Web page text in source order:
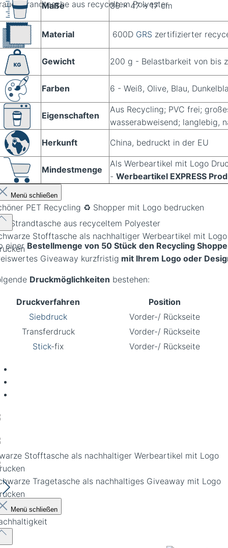
Strandtasche aus recyceltem Polyester
Stofftasche als nachhaltiger Werbeartikel mit Logo
Maße 36 x 47 x 17 cm
Material 600D GRS zertifizierter
Gewicht 200 g - Belastbarkeit von bis
Farben 6 - Weiß, Olive, Blau,
Eigenschaften
Aus Recycling; PVC frei;
wasserabweisend; langlebig,
Herkunft
China, bedruckt in der EU
Mindestmenge
Als Werbeartikel mit Logo
- Werbeartikel EXPRESS
Menü schließen
PET Recycling ♻️ Shopper mit Logo bedrucken
einer Bestellmenge von 50 Stück den Recycling
Giveaway kurzfristig mit Ihrem Logo oder
Druckmöglichkeiten bestehen:
Druckverfahren
Position
Siebdruck
Vorder-/ Rückseite
Transferdruck
Vorder-/ Rückseite
Stick-fix Vorder-/ Rückseite
Menü schließen